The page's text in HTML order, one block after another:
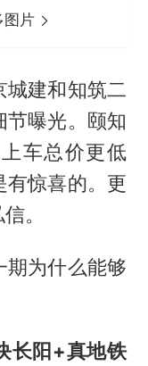
图片
城建和知筑二
曝光。颐知
车总价更低
有惊喜的。更
。
期为什么能够
长阳+真地铁